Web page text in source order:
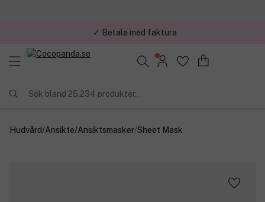
✓ Betala med faktura
✓ Trygg E-handel
Sök bland 25.234 produkter..
Hudvård/Ansikte/Ansiktsmasker/Sheet Mask